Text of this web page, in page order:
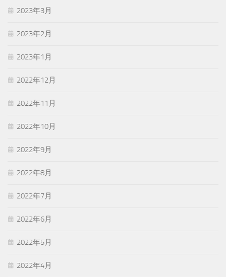
2023年3月
2023年2月
2023年1月
2022年12月
2022年11月
2022年10月
2022年9月
2022年8月
2022年7月
2022年6月
2022年5月
2022年4月